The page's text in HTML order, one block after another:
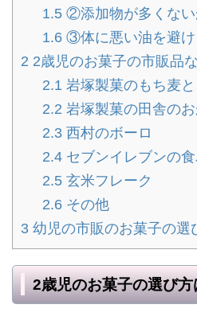
1.5 ②添加物が多くない
1.6 ③体に悪い油を避け
2 2歳児のお菓子の市販品
2.1 岩塚製菓のもち麦
2.2 岩塚製菓の田舎のお
2.3 西村のボーロ
2.4 セブンイレブンの
2.5 玄米フレーク
2.6 その他
3 幼児の市販のお菓子の選
2歳児のお菓子の選び